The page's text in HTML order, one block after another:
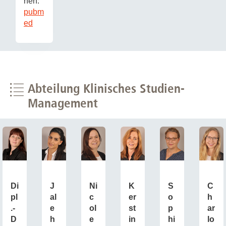
pubm
ed
Abteilung Klinisches Studien-
Management
Di
pl
.-
D
J
al
e
h
Ni
c
ol
e
K
er
st
in
S
o
p
hi
C
h
ar
lo